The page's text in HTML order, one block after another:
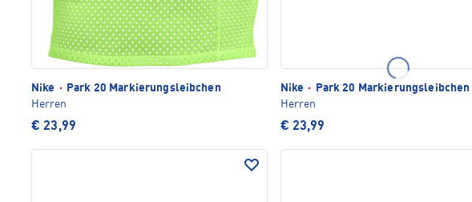
Nike ·
Park 20 Markierungsleibchen
Herren
€ 23,99
Nike ·
Park 20 Markierungsleibchen
Herren
€ 23,99